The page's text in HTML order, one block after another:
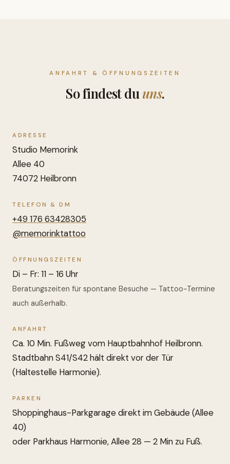
ANFAHRT & ÖFFNUNGSZEITEN
So findest du uns.
ADRESSE
Studio Memorink
Allee 40
74072 Heilbronn
TELEFON & DM
+49 176 63428305
@memorinktattoo
ÖFFNUNGSZEITEN
Di – Fr: 11 – 16 Uhr
Beratungszeiten für spontane Besuche — Tattoo-Termine
auch außerhalb.
ANFAHRT
Ca. 10 Min. Fußweg vom Hauptbahnhof Heilbronn.
Stadtbahn S41/S42 hält direkt vor der Tür
(Haltestelle Harmonie).
PARKEN
Shoppinghaus-Parkgarage direkt im Gebäude (Allee
40)
oder Parkhaus Harmonie, Allee 28 — 2 Min zu Fuß.